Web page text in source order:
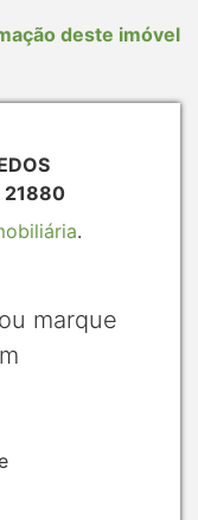
deste imóvel
21880
.
marque